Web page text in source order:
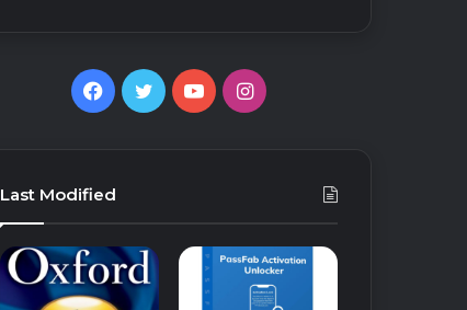
Facebook
TwitterYouTubeInstagram
Last Modified